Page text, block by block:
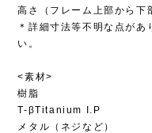
高さ（フレーム上部から下
＊詳細寸法等不明な点があ
い。
<素材>
樹脂
T-βTitanium I.P
メタル（ネジなど）